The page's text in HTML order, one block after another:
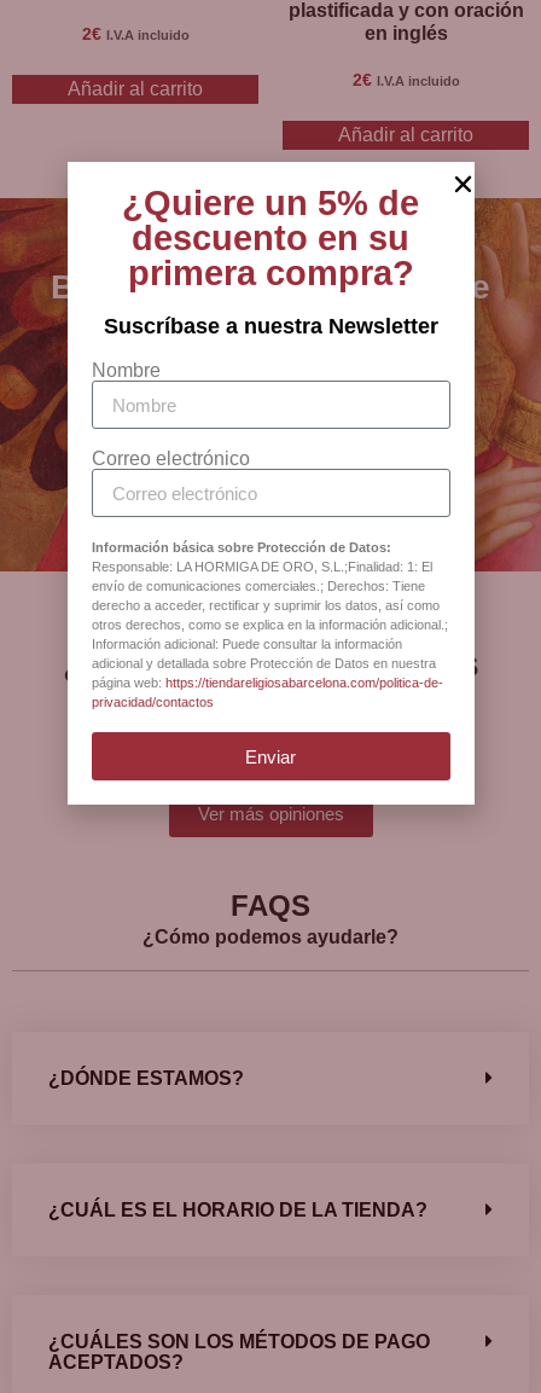
2€ I.V.A incluido
Añadir al carrito
plastificada y con oración
en inglés
2€ I.V.A incluido
Añadir al carrito
BCB - especialistas en arte
sacro, joyería y artículos
religiosos desde 1880
Antigua Botiga Catedral
Barcelona
¿Qué opinan nuestros
clientes?
Ver más opiniones
FAQS
¿Cómo podemos ayudarle?
¿DÓNDE ESTAMOS?
¿CUÁL ES EL HORARIO DE LA TIENDA?
¿CUÁLES SON LOS MÉTODOS DE PAGO
ACEPTADOS?
¿Quiere un 5% de
descuento en su
primera compra?
Suscríbase a nuestra Newsletter
Nombre
Correo electrónico
Información básica sobre Protección de Datos:
Responsable: LA HORMIGA DE ORO, S.L.;Finalidad: 1: El
envío de comunicaciones comerciales.; Derechos: Tiene
derecho a acceder, rectificar y suprimir los datos, así como
otros derechos, como se explica en la información adicional.;
Información adicional: Puede consultar la información
adicional y detallada sobre Protección de Datos en nuestra
página web: https://tiendareligiosabarcelona.com/politica-de-
privacidad/contactos
Enviar